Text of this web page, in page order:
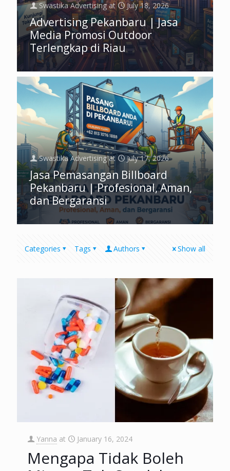
Swastika Advertising at July 18, 2026
Advertising Pekanbaru | Jasa
Media Promosi Outdoor
Terlengkap di Riau
Swastika Advertising at July 17, 2026
Jasa Pemasangan Billboard
Pekanbaru | Profesional, Aman,
dan Bergaransi
Categories Tags Authors Show all
Yanna at January 16, 2024
Mengapa Tidak Boleh